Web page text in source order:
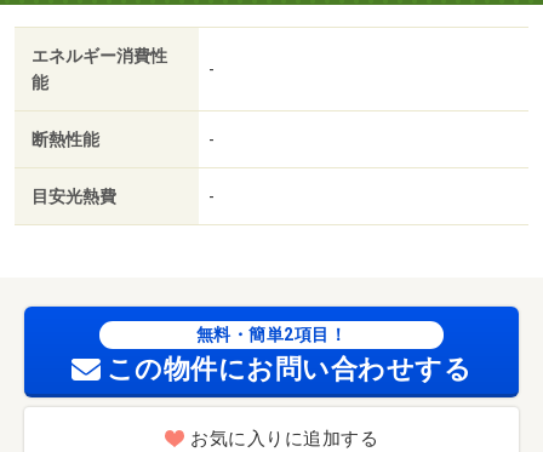
エネルギー消費性
能
-
断熱性能 -
目安光熱費 -
無料・簡単2項目！
この物件にお問い合わせする
お気に入りに追加する